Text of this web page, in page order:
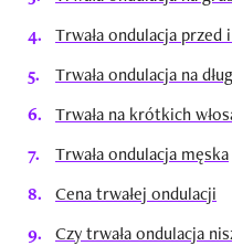
Trwała ondulacja przed
Trwała ondulacja na
Trwała na krótkich
Trwała ondulacja męska
Cena trwałej ondulacji
Czy trwała ondulacja